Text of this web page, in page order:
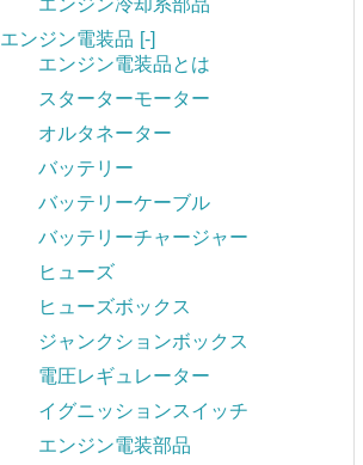
エンジン冷却系部品
エンジン電装品 [-]
エンジン電装品とは
スターターモーター
オルタネーター
バッテリー
バッテリーケーブル
バッテリーチャージャー
ヒューズ
ヒューズボックス
ジャンクションボックス
電圧レギュレーター
イグニッションスイッチ
エンジン電装部品